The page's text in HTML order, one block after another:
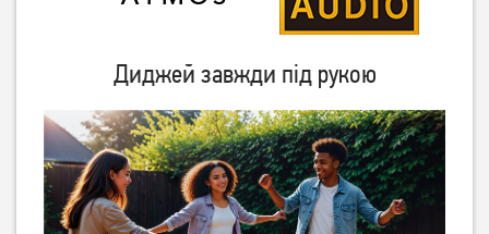
Диджей завжди під рукою